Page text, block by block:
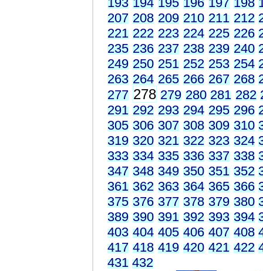
207 208 209 210 211 212
221 222 223 224 225 226
235 236 237 238 239 240
249 250 251 252 253 254
263 264 265 266 267 268
277 278 279 280 281 282
291 292 293 294 295 296
305 306 307 308 309 310
319 320 321 322 323 324
333 334 335 336 337 338
347 348 349 350 351 352
361 362 363 364 365 366
375 376 377 378 379 380
389 390 391 392 393 394
403 404 405 406 407 408
417 418 419 420 421 422
431 432